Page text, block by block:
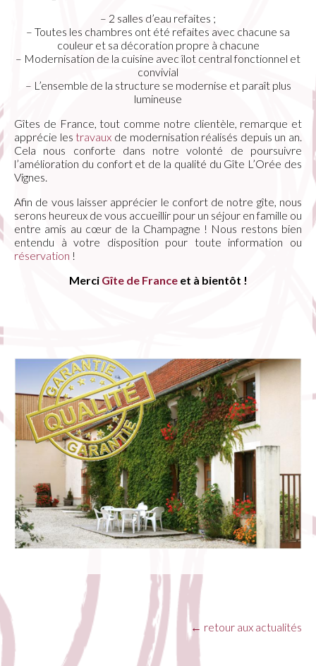
– 2 salles d’eau refaites ;
– Toutes les chambres ont été refaites avec chacune sa
couleur et sa décoration propre à chacune
– Modernisation de la cuisine avec îlot central fonctionnel et
convivial
– L’ensemble de la structure se modernise et paraît plus
lumineuse
Gîtes de France, tout comme notre clientèle, remarque et
apprécie lestravaux de modernisation réalisés depuis un an.
Cela nous conforte dans notre volonté de poursuivre
l’amélioration du confort et de la qualité du Gîte L’Orée des
Vignes.
Afin de vous laisser apprécier le confort de notre gîte, nous
serons heureux de vous accueillir pour un séjour en famille ou
entre amis au cœur de la Champagne ! Nous restons bien
entendu à votre disposition pour toute information ou
réservation !
Merci Gîte de Franceet à bientôt !
← retour aux actualités